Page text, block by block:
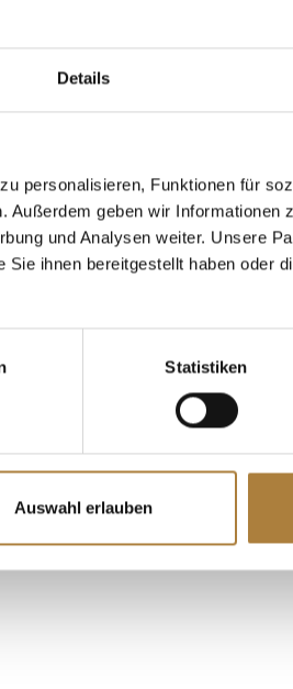
Details
personalisieren, Funktionen für
geben wir Informationen
und Analysen weiter. Unsere
ihnen bereitgestellt haben oder
Statistiken
Auswahl erlauben
– Die Finalisten 2019